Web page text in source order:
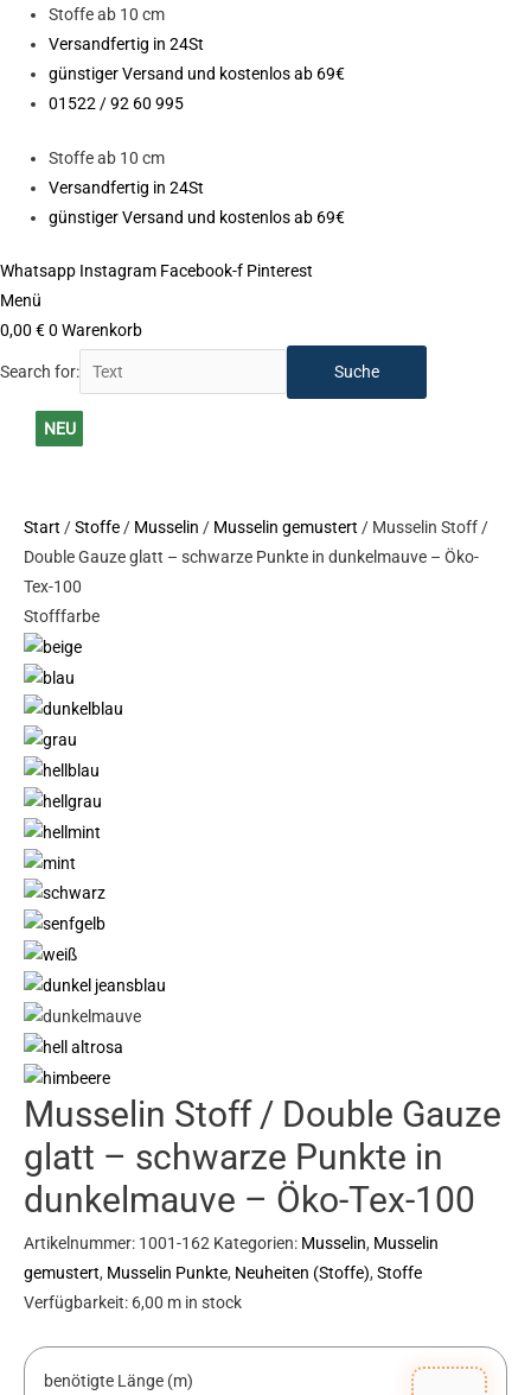
Zum
Inhalt
springen
Stoffe ab 10 cm
Versandfertig in 24St
günstiger Versand und kostenlos ab 69€
01522 / 92 60 995
Stoffe ab 10 cm
Versandfertig in 24St
günstiger Versand und kostenlos ab 69€
Whatsapp Instagram Facebook-f Pinterest
Menü
0,00 €0 Warenkorb
Search for:
NEU
Start /Stoffe/ Musselin / Musselin gemustert / Musselin Stoff /
Double Gauze glatt – schwarze Punkte in dunkelmauve – Öko-
Tex-100
Stofffarbe
Musselin Stoff / Double Gauze
glatt – schwarze Punkte in
dunkelmauve – Öko-Tex-100
Artikelnummer: 1001-162 Kategorien: Musselin, Musselin
gemustert, Musselin Punkte, Neuheiten (Stoffe), Stoffe
Verfügbarkeit: 6,00 m in stock
benötigte Länge (m)
Musselin
Stoff
Gauze
glatt
schwarze
Punkte
in
dunkelmauve
-
Öko-
Tex-
100
Menge
NEU
NEU
NEU
NEU
NEU
NEU
NEU
NEU
NEU
NEU
NEU